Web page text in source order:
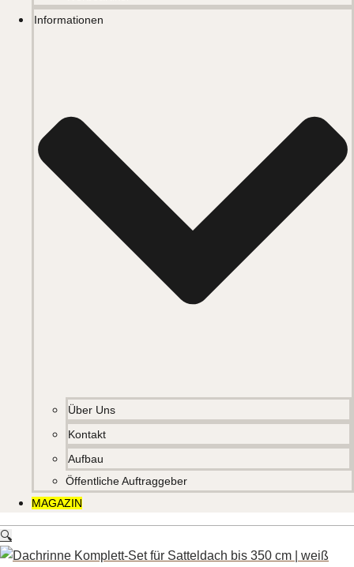
Informationen
Über Uns
Kontakt
Aufbau
Öffentliche Auftraggeber
MAGAZIN
🔍